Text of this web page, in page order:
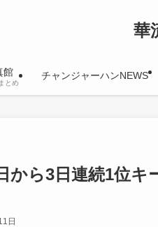
華
館
とめ
チャンジャーハンNEWS
から3日連続1位キ
日